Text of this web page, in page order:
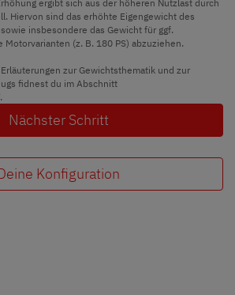
ergibt sich aus der höheren Nutzlast durch
Hiervon sind das erhöhte Eigengewicht des
insbesondere das Gewicht für ggf.
(z. B. 180 PS) abzuziehen.
zur Gewichtsthematik und zur
fidnest du im Abschnitt
Nächster Schritt
Konfiguration